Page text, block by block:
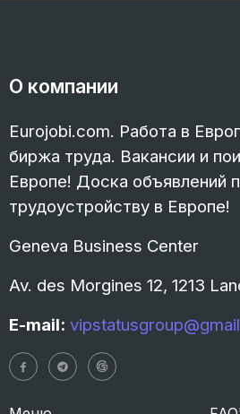
О компании
Eurojobi.com. Работа в
биржа труда. Вакансии и
Европе! Доска объявлений
трудоустройству в Европе!
Geneva Business Center
Av. des Morgines 12, 1213
E-mail: